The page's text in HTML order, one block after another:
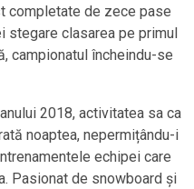
completate de zece pase
stegare clasarea pe primul
campionatul încheindu-se
2018, activitatea sa ca
noaptea, nepermițându-i
echipei care
Pasionat de snowboard și